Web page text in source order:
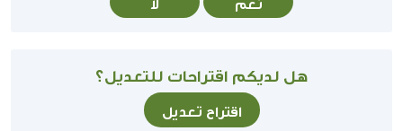
هل لديكم اقتراحات للتعديل؟
اقتراح تعديل